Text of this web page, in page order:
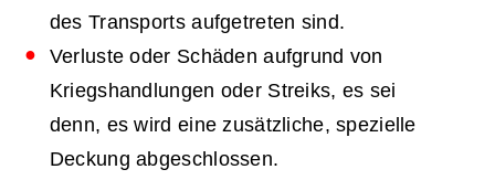
des Transports aufgetreten sind.
Verluste oder Schäden aufgrund von
Kriegshandlungen oder Streiks, es sei
denn, es wird eine zusätzliche, spezielle
Deckung abgeschlossen.